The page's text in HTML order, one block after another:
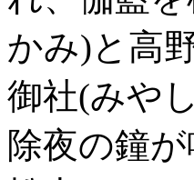
かみ)と高
御社(みや
除夜の鐘